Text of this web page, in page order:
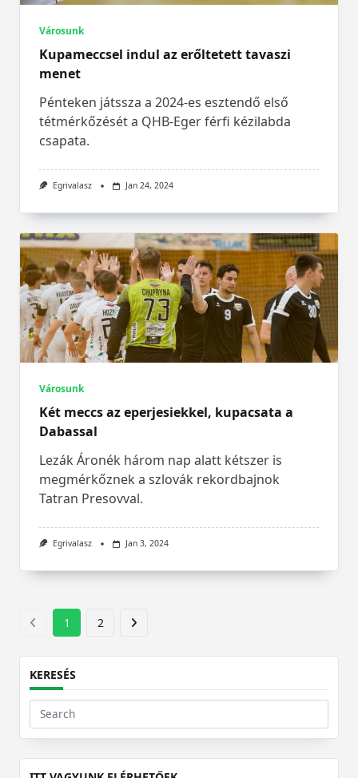
Városunk
Kupameccsel indul az erőltetett tavaszi
menet
Pénteken játssza a 2024-es esztendő első
tétmérkőzését a QHB-Eger férfi kézilabda
csapata.
Egrivalasz Jan 24, 2024
Városunk
Két meccs az eperjesiekkel, kupacsata a
Dabassal
Lezák Áronék három nap alatt kétszer is
megmérkőznek a szlovák rekordbajnok
Tatran Presovval.
Egrivalasz Jan 3, 2024
1 2
KERESÉS
Search
for: